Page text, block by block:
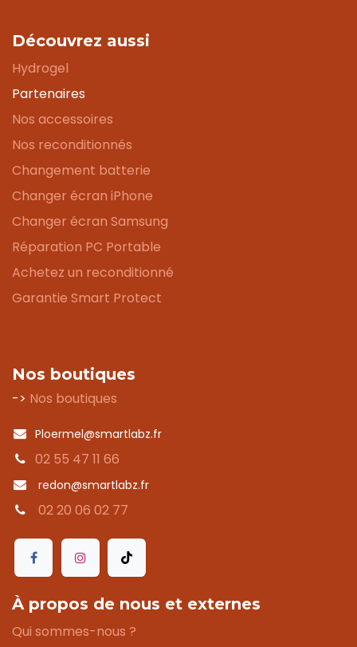
Découvrez aussi
Hydrogel
Partenaires
Nos accessoires
Nos reconditionnés
Changement batterie
Changer écran iPhone
Changer écran Samsung
Réparation PC Portable
Achetez un reconditionné
Garantie Smart Protect
Nos boutiques
-> Nos boutiques
Ploermel@smartlabz.fr
02 55 47 11 66
redon@smartlabz.fr
02 20 06 02 77
À propos de nous et externes
Qui sommes-nous ?